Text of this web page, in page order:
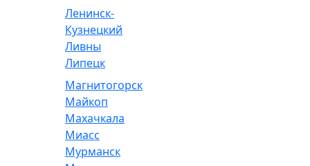
Ленинск-
Кузнецкий
Ливны
Липецк
Магнитогорск
Майкоп
Махачкала
Миасс
Мурманск